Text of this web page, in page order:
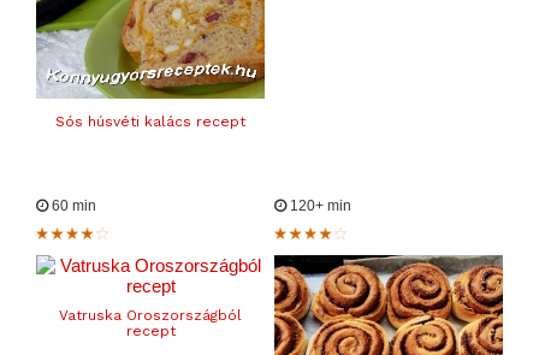
Sós húsvéti kalács recept
60 min
Vatruska Oroszországból
recept
120+ min